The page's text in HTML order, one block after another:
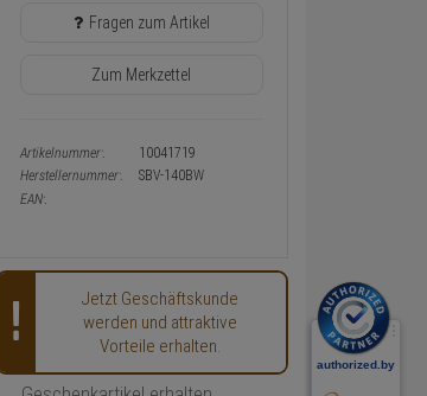
Fragen zum Artikel
Zum Merkzettel
Artikelnummer:
10041719
Herstellernummer:
SBV-140BW
EAN:
Jetzt Geschäftskunde
werden und attraktive
Vorteile erhalten.